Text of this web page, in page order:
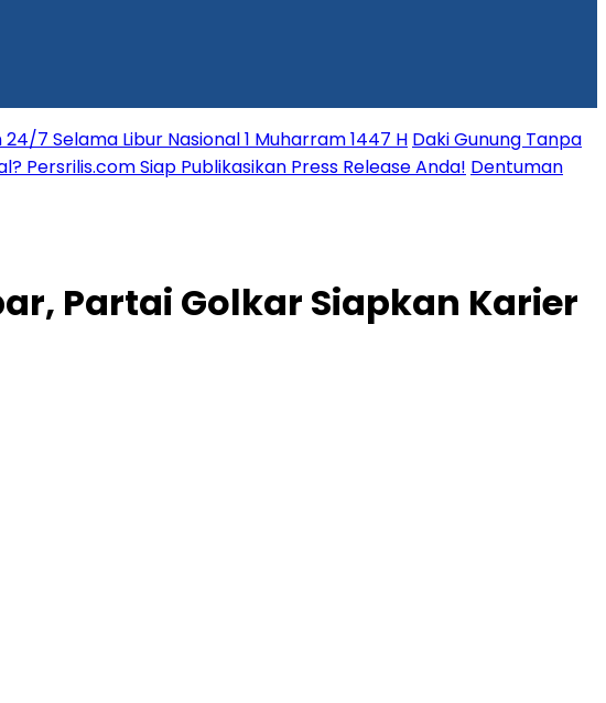
7 Selama Libur Nasional 1 Muharram 1447 H Daki Gunung Tanpa
Persrilis.com Siap Publikasikan Press Release Anda! Dentuman
Partai Golkar Siapkan Karier